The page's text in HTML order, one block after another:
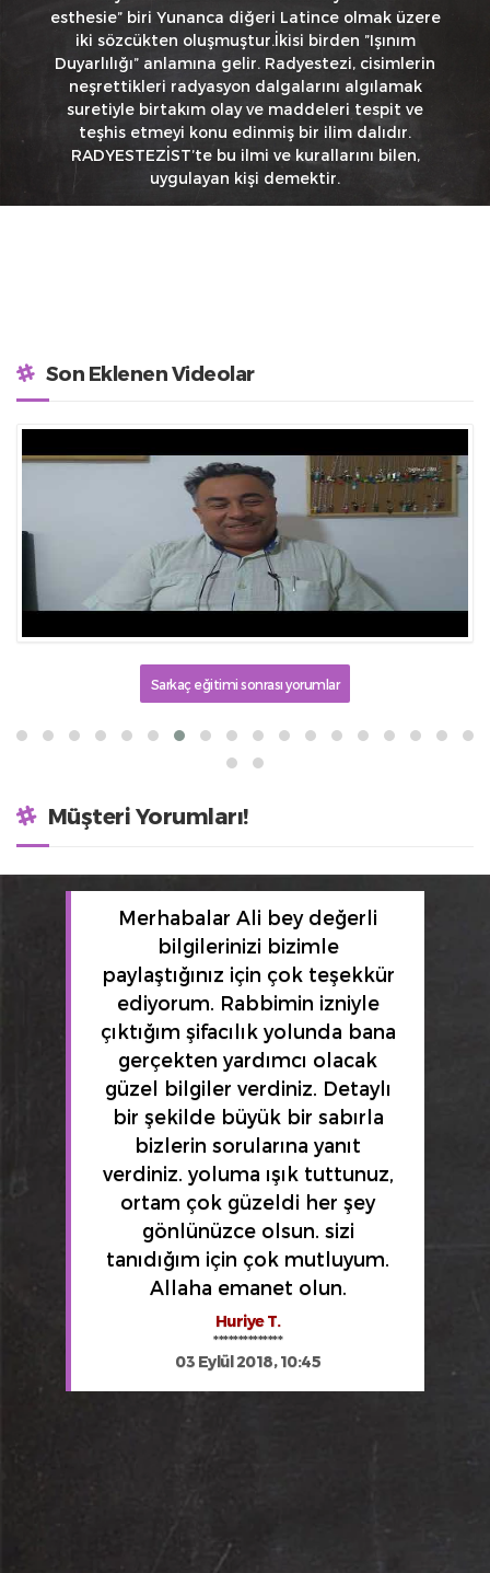
esthesie” biri Yunanca diğeri Latince olmak üzere
iki sözcükten oluşmuştur.İkisi birden ”Işınım
Duyarlılığı” anlamına gelir. Radyestezi, cisimlerin
neşrettikleri radyasyon dalgalarını algılamak
suretiyle birtakım olay ve maddeleri tespit ve
teşhis etmeyi konu edinmiş bir ilim dalıdır.
RADYESTEZİST’te bu ilmi ve kurallarını bilen,
uygulayan kişi demektir.
Son Eklenen Videolar
Sarkaç eğitimi sonrası yorumlar
Müşteri Yorumları!
Merhabalar Ali bey değerli
bilgilerinizi bizimle
paylaştığınız için çok teşekkür
ediyorum. Rabbimin izniyle
çıktığım şifacılık yolunda bana
gerçekten yardımcı olacak
güzel bilgiler verdiniz. Detaylı
bir şekilde büyük bir sabırla
bizlerin sorularına yanıt
verdiniz. yoluma ışık tuttunuz,
ortam çok güzeldi her şey
gönlünüzce olsun. sizi
tanıdığım için çok mutluyum.
Allaha emanet olun.
Huriye T.
**************
03 Eylül 2018, 10:45